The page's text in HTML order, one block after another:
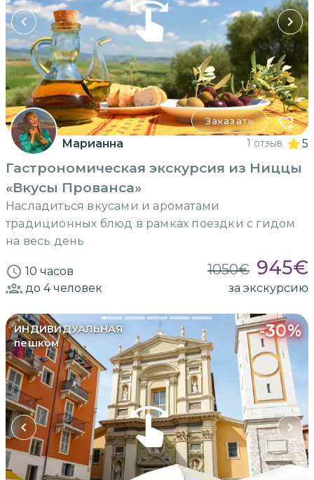
Заказать
Марианна 1 отзыв 5
Гастрономическая экскурсия из Ниццы
«Вкусы Прованса»
Насладиться вкусами и ароматами
традиционных блюд в рамках поездки с гидом
на весь день
10 часов 1050€ 945€
до 4человек за экскурсию
ИНДИВИДУАЛЬНАЯ
пешком
-30%